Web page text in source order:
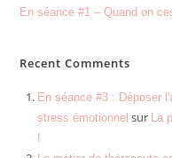
En séance #1 – Quand on
Recent Comments
En séance #3 : Déposer
stress émotionnel sur La
!